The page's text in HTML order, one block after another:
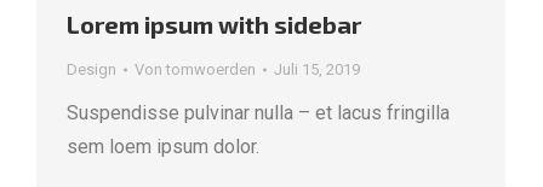
Lorem ipsum with sidebar
Design Vontomwoerden Juli 15, 2019
Suspendisse pulvinar nulla – et lacus fringilla
sem loem ipsum dolor.